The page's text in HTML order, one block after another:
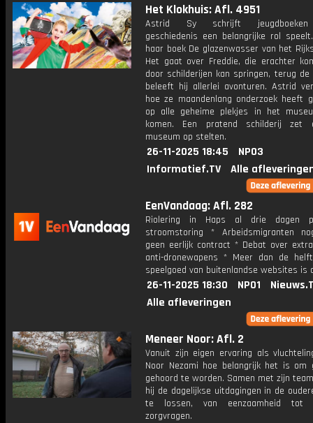
Het Klokhuis: Afl. 4951
Astrid Sy schrijft
geschiedenis een belangrijke rol
haar boek De glazenwasser van het
Het gaat over Freddie, die erachter
door schilderijen kan springen, terug
beleeft hij allerlei avonturen. Astrid
hoe ze maandenlang onderzoek heeft
op alle geheime plekjes in het
komen. Een pratend schilderij zet
museum op stelten.
26-11-2025 18:45
NPO3
Informatief.TV
Alle
EenVandaag: Afl. 282
Riolering in Haps al drie dagen
stroomstoring * Arbeidsmigranten
geen eerlijk contract * Debat over
anti-dronewapens * Meer dan de
speelgoed van buitenlandse websites is
26-11-2025 18:30 NPO1
Alle afleveringen
Meneer Noor: Afl. 2
Vanuit zijn eigen ervaring als
Noor Nezami hoe belangrijk het is om
gehoord te worden. Samen met zijn
hij de dagelijkse uitdagingen in de
te lossen, van eenzaamheid tot
zorgvragen.